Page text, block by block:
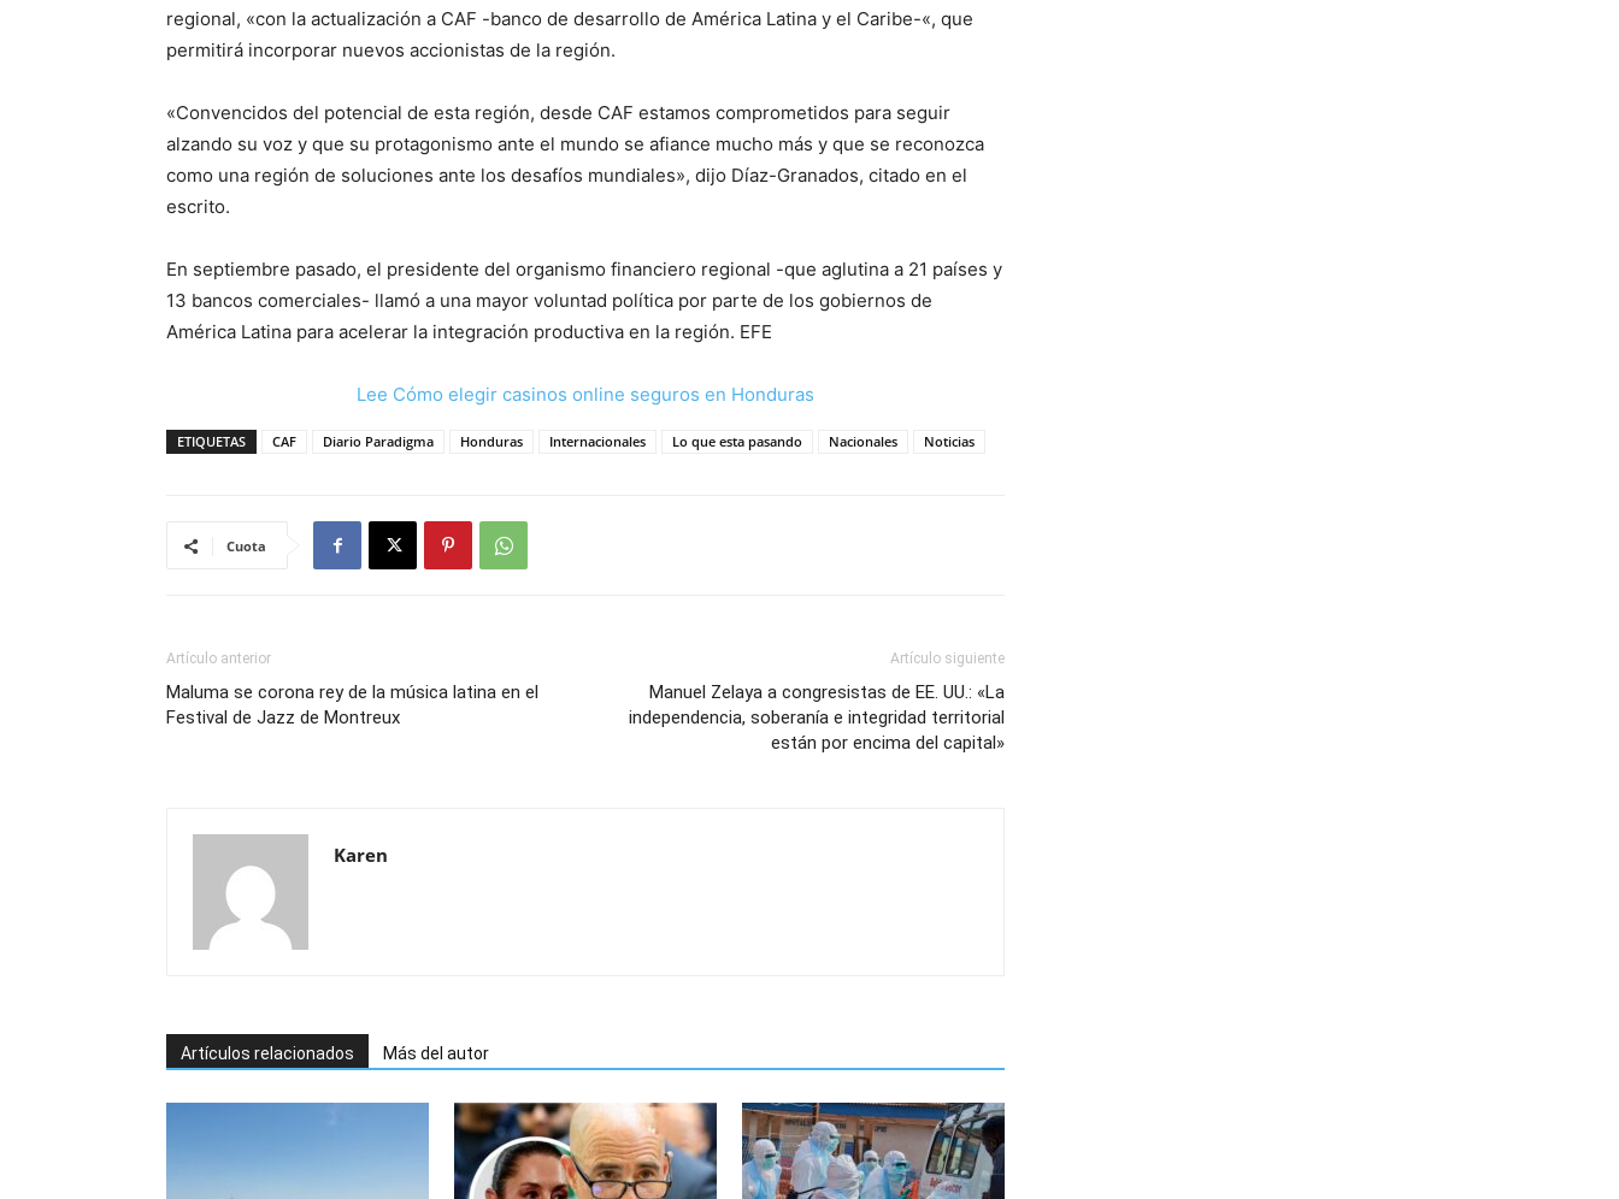
regional, «con la actualización a CAF -banco de desarrollo de América Latina y el Caribe-«, que
permitirá incorporar nuevos accionistas de la región.
«Convencidos del potencial de esta región, desde CAF estamos comprometidos para seguir
alzando su voz y que su protagonismo ante el mundo se afiance mucho más y que se reconozca
como una región de soluciones ante los desafíos mundiales», dijo Díaz-Granados, citado en el
escrito.
En septiembre pasado, el presidente del organismo financiero regional -que aglutina a 21 países y
13 bancos comerciales- llamó a una mayor voluntad política por parte de los gobiernos de
América Latina para acelerar la integración productiva en la región. EFE
Lee Cómo elegir casinos online seguros en Honduras
ETIQUETAS CAF Diario Paradigma Honduras Internacionales Lo que esta pasando Nacionales Noticias
Cuota
Artículo anterior
Maluma se corona rey de la música latina en el
Festival de Jazz de Montreux
Artículo siguiente
Manuel Zelaya a congresistas de EE. UU.: «La
independencia, soberanía e integridad territorial
están por encima del capital»
Karen
Artículos relacionados Más del autor